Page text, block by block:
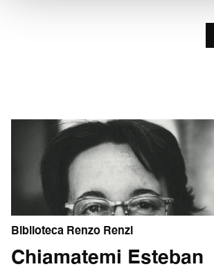
Biblioteca Renzo Renzi
Chiamatemi Esteban